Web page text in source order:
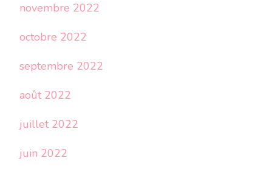
novembre 2022
octobre 2022
septembre 2022
août 2022
juillet 2022
juin 2022